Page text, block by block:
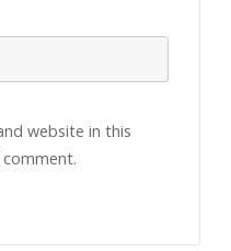
website in this